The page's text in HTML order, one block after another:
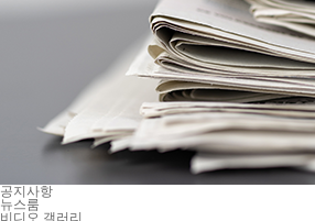
공지사항
뉴스룸
비디오 갤러리